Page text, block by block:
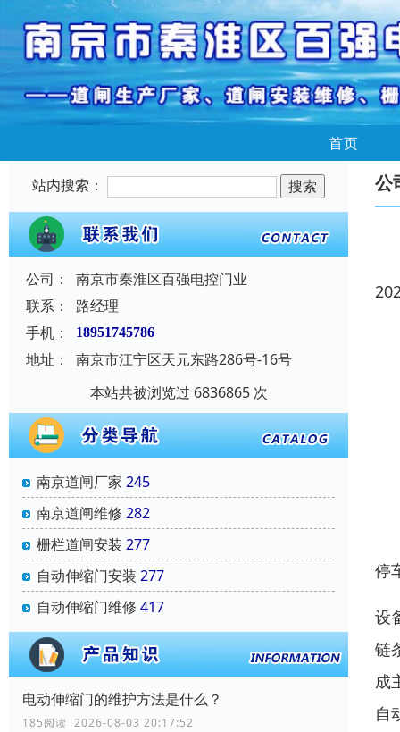
首页
站内搜索：
公司：
南京市秦淮区百强电控门业
联系：
路经理
手机：
18951745786
地址：
南京市江宁区天元东路286号-16号
本站共被浏览过 6836865 次
南京道闸厂家 245
南京道闸维修 282
栅栏道闸安装 277
自动伸缩门安装 277
自动伸缩门维修 417
电动伸缩门的维护方法是什么？
185阅读 2026-08-03 20:17:52
公
停
设
链
成
自